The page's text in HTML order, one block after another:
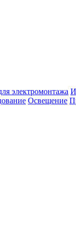
электромонтажа
Освещение